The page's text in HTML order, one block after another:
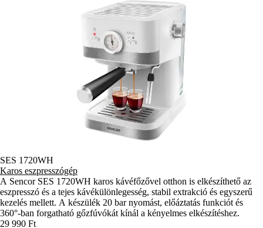
SES 1720WH
Karos eszpresszógép
A Sencor SES 1720WH karos kávéfőzővel otthon is elkészíthető az
eszpresszó és a tejes kávékülönlegesség, stabil extrakció és egyszerű
kezelés mellett. A készülék 20 bar nyomást, előáztatás funkciót és
360°-ban forgatható gőzfúvókát kínál a kényelmes elkészítéshez.
29 990 Ft